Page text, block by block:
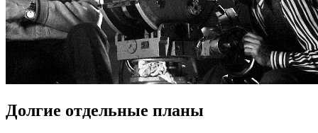
Долгие отдельные планы